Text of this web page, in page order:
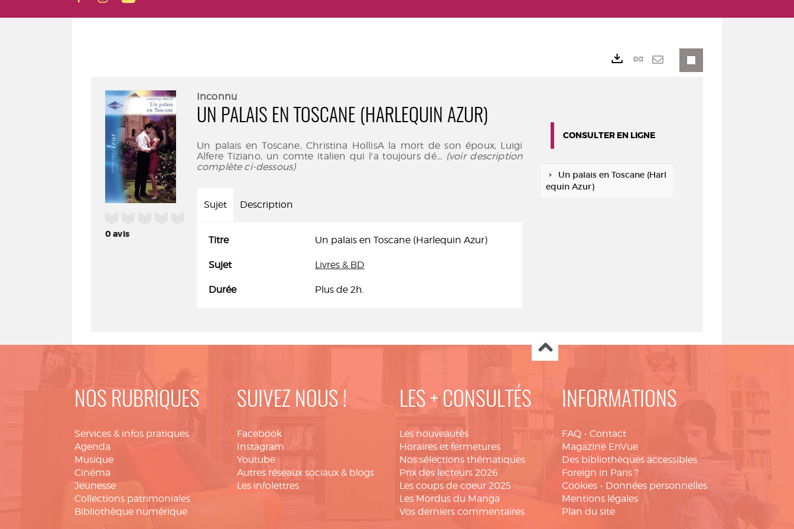
0avis
Inconnu
UN PALAIS EN TOSCANE (HARLEQUIN AZUR)
Un palais en Toscane, Christina HollisA la mort de son époux, Luigi
Alfere Tiziano, un comte italien qui l'a toujours dé... (voir description
complète ci-dessous)
Sujet Description
Titre Un palais en Toscane (Harlequin Azur)
Sujet Livres & BD
Durée Plus de 2h.
Lien
CONSULTER EN LIGNE
Un palais en Toscane (Harl
equin Azur)
NOS RUBRIQUES
Services & infos pratiques
Agenda
Musique
Cinéma
Jeunesse
Collections patrimoniales
Bibliothèque numérique
SUIVEZ NOUS !
Facebook
Instagram
Youtube
Autres réseaux sociaux & blogs
Les infolettres
LES + CONSULTÉS
Les nouveautés
Horaires et fermetures
Nos sélections thématiques
Prix des lecteurs 2026
Les coups de coeur 2025
Les Mordus du Manga
Vos derniers commentaires
INFORMATIONS
FAQ - Contact
Magazine EnVue
Des bibliothèques accessibles
Foreign in Paris ?
Cookies - Données personnelles
Mentions légales
Plan du site